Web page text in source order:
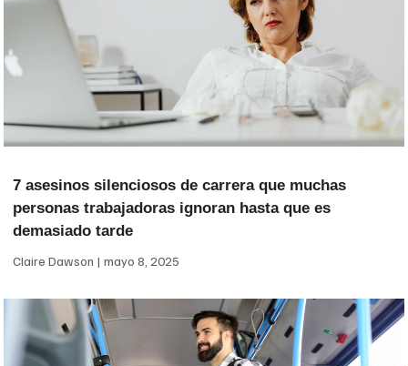
7 asesinos silenciosos de carrera que muchas
personas trabajadoras ignoran hasta que es
demasiado tarde
Claire Dawson mayo 8, 2025